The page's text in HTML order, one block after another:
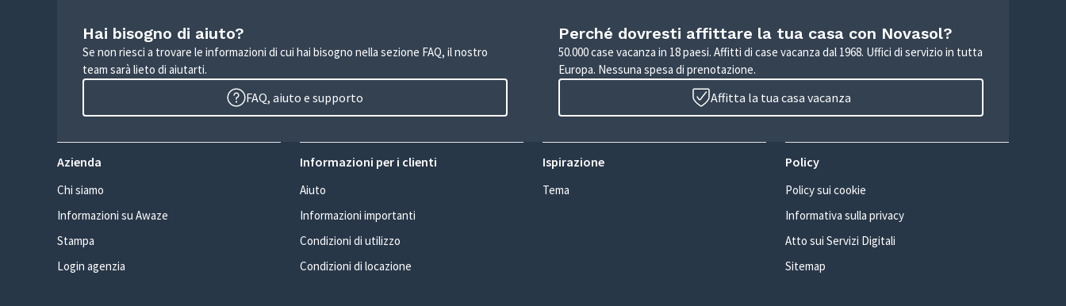
Hai bisogno di aiuto?
Se non riesci a trovare le informazioni di cui hai bisogno nella sezione FAQ, il nostro
team sarà lieto di aiutarti.
FAQ, aiuto e supporto
Perché dovresti affittare la tua casa con Novasol?
50.000 case vacanza in 18 paesi. Affitti di case vacanza dal 1968. Uffici di servizio in tutta
Europa. Nessuna spesa di prenotazione.
Affitta la tua casa vacanza
Azienda
Chi siamo
Informazioni su Awaze
Stampa
Login agenzia
Informazioni per i clienti
Aiuto
Informazioni importanti
Condizioni di utilizzo
Condizioni di locazione
Ispirazione
Tema
Policy
Policy sui cookie
Informativa sulla privacy
Atto sui Servizi Digitali
Sitemap